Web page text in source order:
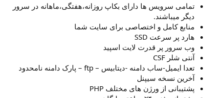
تمامی سرویس ها دارای بکاپ روزانه،هفتگی،ماهانه در سرور
دیگر میباشند.
منابع کامل و اختصاصی برای سایت شما
هارد پر سرعت SSD
وب سرور پر قدرت لایت اسپید
آنتی شلر CSF
تعدا ایمیل-ساب دامنه -دیتابیس – ftp – پارک دامنه نامحدود
آخرین نسخه سیپنل
پشتیبانی از ورژن های مختلف PHP